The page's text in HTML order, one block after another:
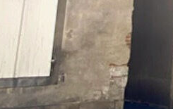
de ville. Compteurs eau,
Permis de Louer : les
en tous points aux critères de
départemental.